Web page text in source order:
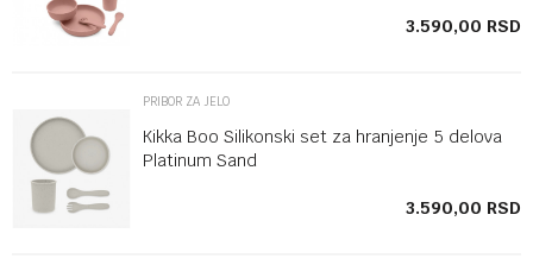
3.590,00 RSD
PRIBOR ZA JELO
Kikka Boo Silikonski set za hranjenje 5 delova
Platinum Sand
3.590,00 RSD